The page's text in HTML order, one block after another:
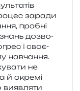
зара­ди
про­бні
знань дозво­
і своє­
навчання.
не
й окре­мі